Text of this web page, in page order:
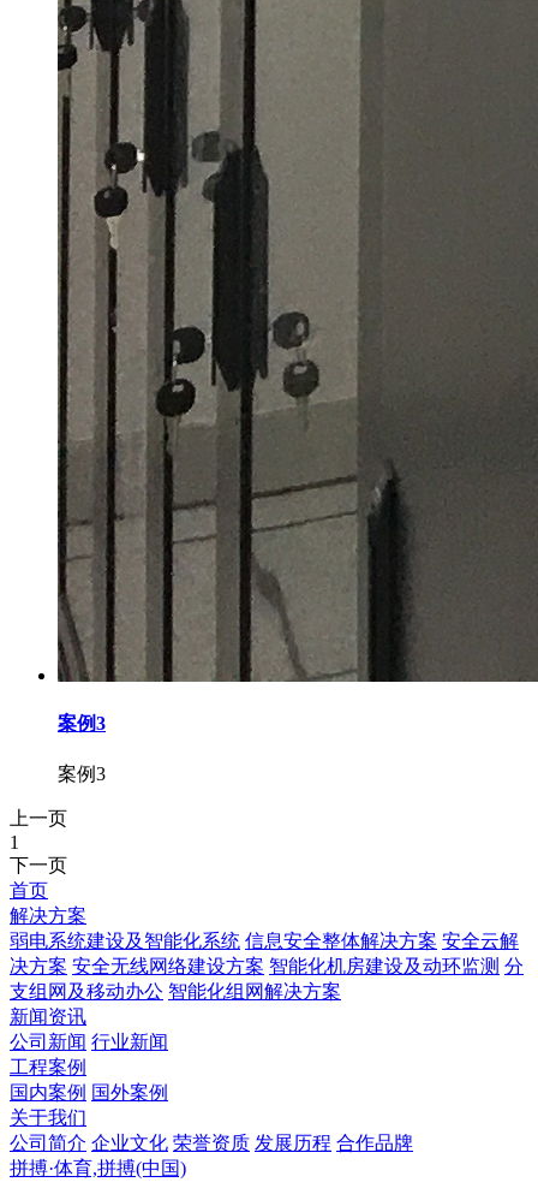
案例3
案例3
上一页
1
下一页
首页
解决方案
弱电系统建设及智能化系统 信息安全整体解决方案 安全云解
决方案 安全无线网络建设方案 智能化机房建设及动环监测 分
支组网及移动办公 智能化组网解决方案
新闻资讯
公司新闻 行业新闻
工程案例
国内案例 国外案例
关于我们
公司简介 企业文化 荣誉资质 发展历程 合作品牌
拼搏·体育,拼搏(中国)